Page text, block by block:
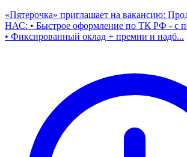
«Пятерочка» приглашает на вакансию:
НАС: • Быстрое оформление по ТК РФ - с
• Фиксированный оклад + премии и надб...